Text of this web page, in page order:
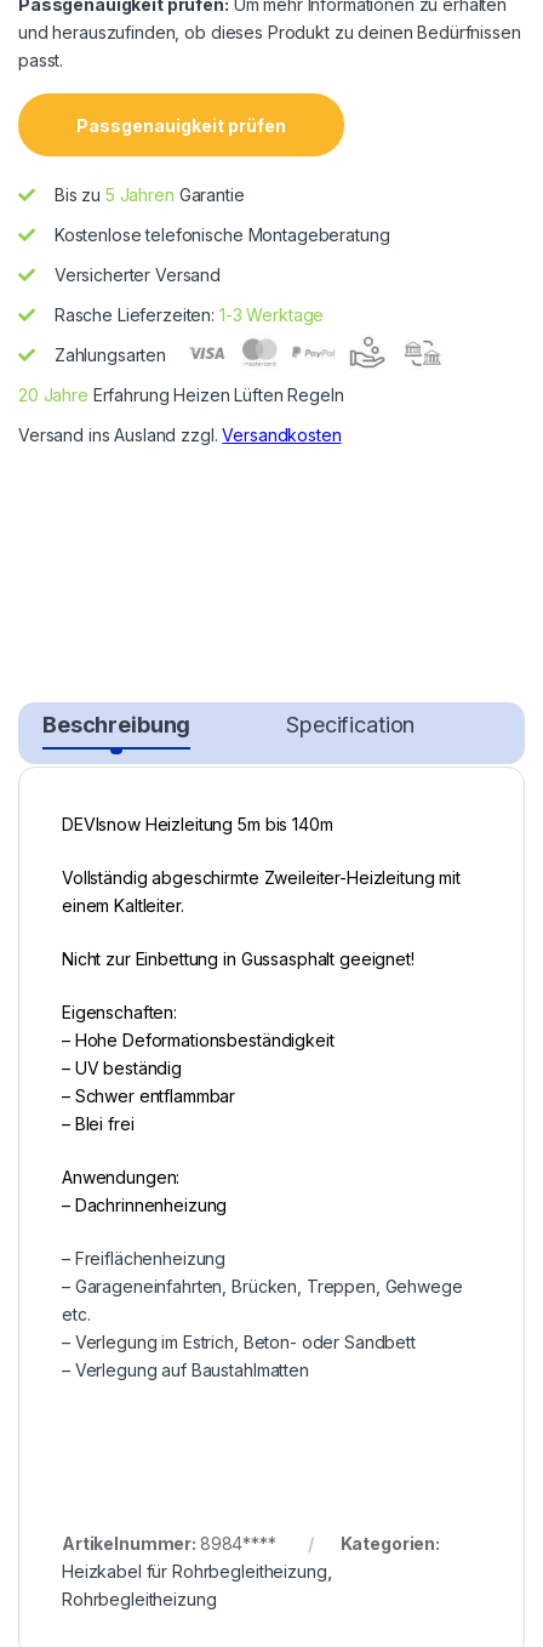
Passgenauigkeit prüfen: Um mehr Informationen zu erhalten
und herauszufinden, ob dieses Produkt zu deinen Bedürfnissen
passt.
Passgenauigkeit prüfen
Bis zu 5 Jahren Garantie
Kostenlose telefonische Montageberatung
Versicherter Versand
Rasche Lieferzeiten: 1-3 Werktage
Zahlungsarten
20 Jahre Erfahrung Heizen Lüften Regeln
Versand ins Ausland zzgl.Versandkosten
Beschreibung Specification
DEVIsnow Heizleitung 5m bis 140m
Vollständig abgeschirmte Zweileiter-Heizleitung mit
einem Kaltleiter.
Nicht zur Einbettung in Gussasphalt geeignet!
Eigenschaften:
– Hohe Deformationsbeständigkeit
– UV beständig
– Schwer entflammbar
– Blei frei
Anwendungen:
– Dachrinnenheizung
– Freiflächenheizung
– Garageneinfahrten, Brücken, Treppen, Gehwege
etc.
– Verlegung im Estrich, Beton- oder Sandbett
– Verlegung auf Baustahlmatten
Artikelnummer: 8984****
Kategorien:
Heizkabel für Rohrbegleitheizung
Rohrbegleitheizung